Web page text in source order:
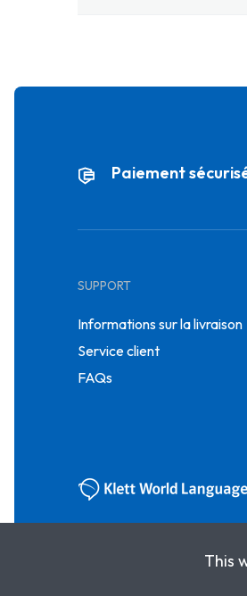
Paiement
SUPPORT
Informations sur la livraison
Service client
FAQs
This